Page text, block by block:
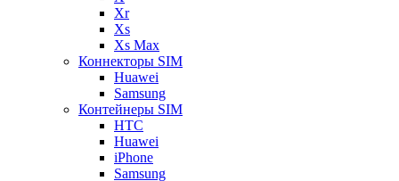
Xr
Xs
Xs Max
Коннекторы SIM
Huawei
Samsung
Контейнеры SIM
HTC
Huawei
iPhone
Samsung